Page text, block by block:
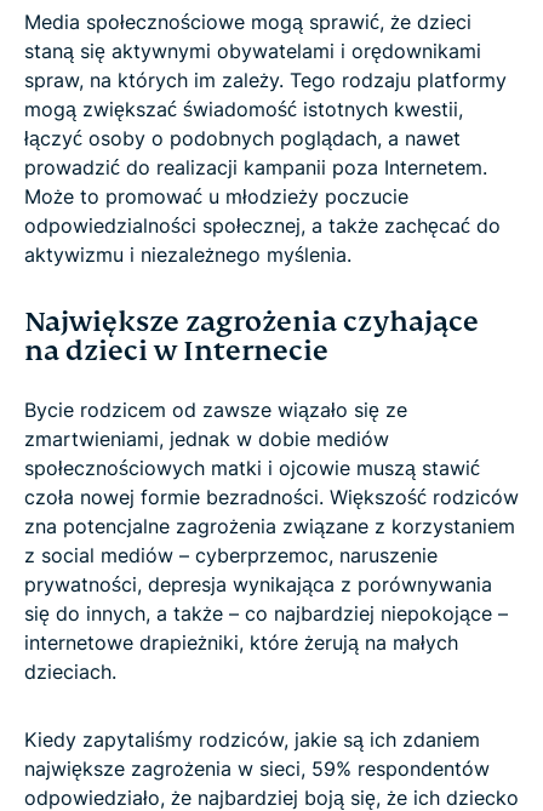
Media społecznościowe mogą sprawić, że dzieci
staną się aktywnymi obywatelami i orędownikami
spraw, na których im zależy. Tego rodzaju platformy
mogą zwiększać świadomość istotnych kwestii,
łączyć osoby o podobnych poglądach, a nawet
prowadzić do realizacji kampanii poza Internetem.
Może to promować u młodzieży poczucie
odpowiedzialności społecznej, a także zachęcać do
aktywizmu i niezależnego myślenia.
Największe zagrożenia czyhające
na dzieci w Internecie
Bycie rodzicem od zawsze wiązało się ze
zmartwieniami, jednak w dobie mediów
społecznościowych matki i ojcowie muszą stawić
czoła nowej formie bezradności. Większość rodziców
zna potencjalne zagrożenia związane z korzystaniem
z social mediów – cyberprzemoc, naruszenie
prywatności, depresja wynikająca z porównywania
się do innych, a także – co najbardziej niepokojące –
internetowe drapieżniki, które żerują na małych
dzieciach.
Kiedy zapytaliśmy rodziców, jakie są ich zdaniem
największe zagrożenia w sieci, 59% respondentów
odpowiedziało, że najbardziej boją się, że ich dziecko